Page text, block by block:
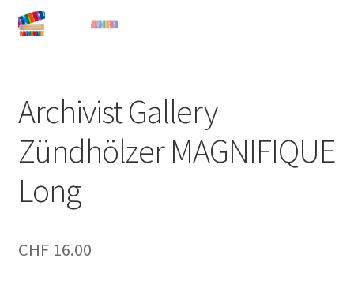
Archivist Gallery
Zündhölzer MAGNIFIQUE
Long
CHF16.00